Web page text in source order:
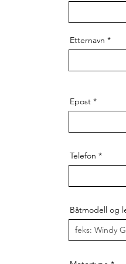
Etternavn
Epost
Telefon
Båtmodell og